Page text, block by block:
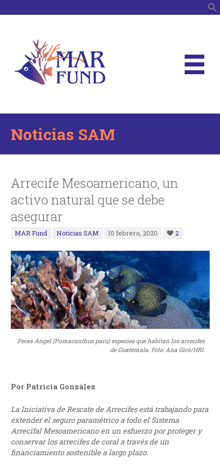
Noticias SAM
Arrecife Mesoamericano, un
activo natural que se debe
asegurar
MAR Fund Noticias SAM 10 febrero, 2020 2
Peces Ángel (Pomacanthus paru) especies que habitan los arrecifes
de Guatemala. Foto: Ana Giró/HRI.
Por Patricia González
La Iniciativa de Rescate de Arrecifes está trabajando para
extender el seguro paramétrico a todo el Sistema
Arrecifal Mesoamericano en un esfuerzo por proteger y
conservar los arrecifes de coral a través de un
financiamiento sostenible a largo plazo.